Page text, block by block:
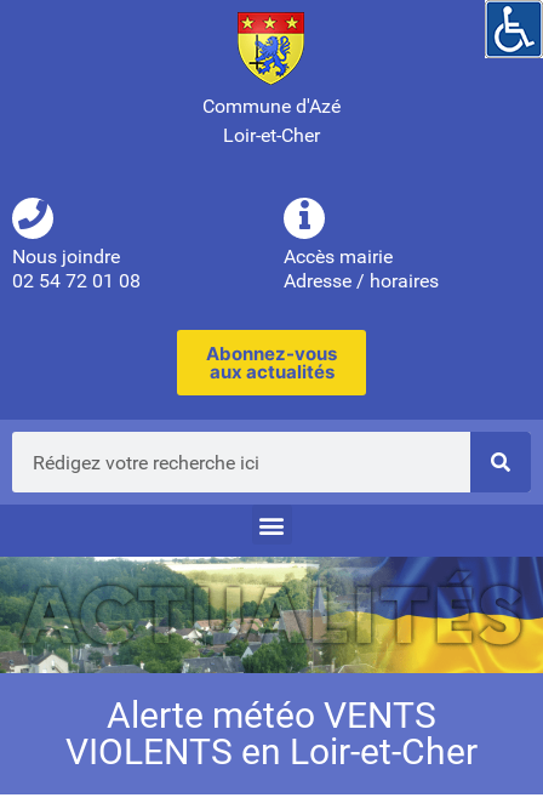
Commune d'Azé
Loir-et-Cher
Nous joindre
02 54 72 01 08
Accès mairie
Adresse / horaires
Abonnez-vous
aux actualités
Alerte météo VENTS
VIOLENTS en Loir-et-Cher